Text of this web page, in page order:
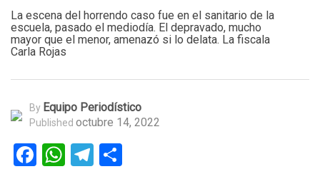
La escena del horrendo caso fue en el sanitario de la
escuela, pasado el mediodía. El depravado, mucho
mayor que el menor, amenazó si lo delata. La fiscala
Carla Rojas
By Equipo Periodístico
Published octubre 14, 2022
Facebook
WhatsApp
Telegram